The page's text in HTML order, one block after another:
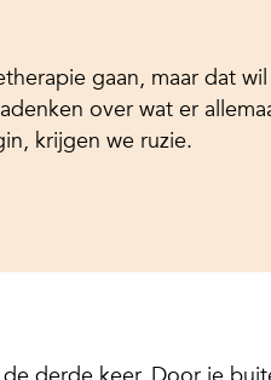
gaan, maar dat
over wat er
krijgen we ruzie.